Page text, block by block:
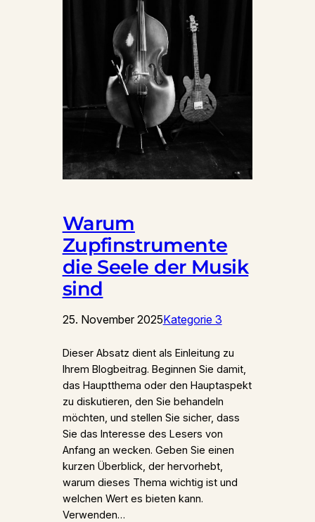
Warum
Zupfinstrumente
die Seele der Musik
sind
25. November 2025Kategorie 3
Dieser Absatz dient als Einleitung zu
Ihrem Blogbeitrag. Beginnen Sie damit,
das Hauptthema oder den Hauptaspekt
zu diskutieren, den Sie behandeln
möchten, und stellen Sie sicher, dass
Sie das Interesse des Lesers von
Anfang an wecken. Geben Sie einen
kurzen Überblick, der hervorhebt,
warum dieses Thema wichtig ist und
welchen Wert es bieten kann.
Verwenden…